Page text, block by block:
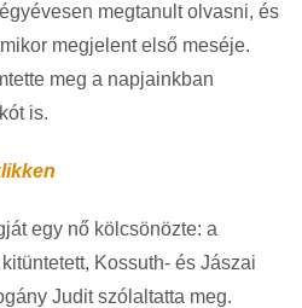
megtanult olvasni, és
megjelent első meséje.
meg a napjainkban
is.
egy nő kölcsönözte: a
Kossuth- és Jászai
Judit szólaltatta meg.